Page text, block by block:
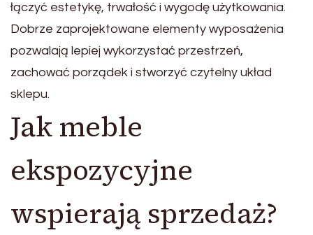
łączyć estetykę, trwałość i wygodę użytkowania.
Dobrze zaprojektowane elementy wyposażenia
pozwalają lepiej wykorzystać przestrzeń,
zachować porządek i stworzyć czytelny układ
sklepu.
Jak meble
ekspozycyjne
wspierają sprzedaż?